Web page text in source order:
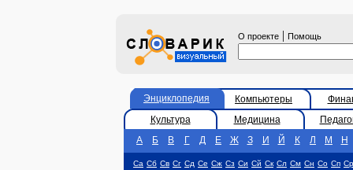
О проекте | Помощь
Энциклопедия Компьютеры
Культура
Медицина
А
Б В Г Д Е Ж З И Й К Л М Н
Са Сб Св Сг Сд Се Сж Сз Си Сй Ск Сл См Сн Со Сп Ср